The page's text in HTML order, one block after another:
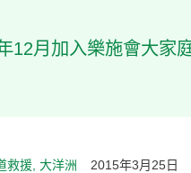
月加入樂施會大家庭
救援, 大洋洲 2015年3月25日